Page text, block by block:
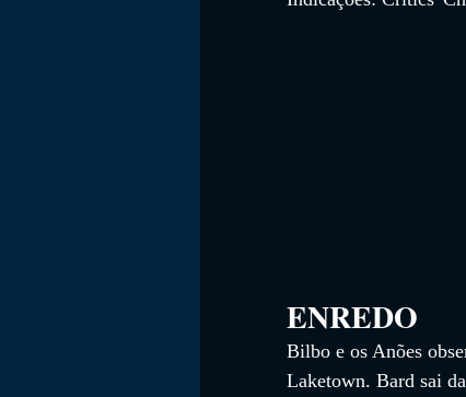
ENREDO
Bilbo e os Anões
Laketown. Bard sai